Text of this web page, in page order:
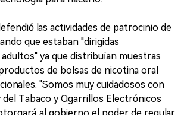
las actividades de patrocinio de
que estaban "dirigidas
ya que distribuían muestras
de bolsas de nicotina oral
"Somos muy cuidadosos con
del Tabaco y Cigarrillos Electrónicos
al gobierno el poder de regular